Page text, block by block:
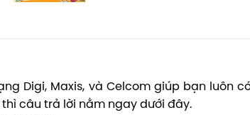
Digi, Maxis, và Celcom giúp bạn
câu trả lời nằm ngay dưới đây.